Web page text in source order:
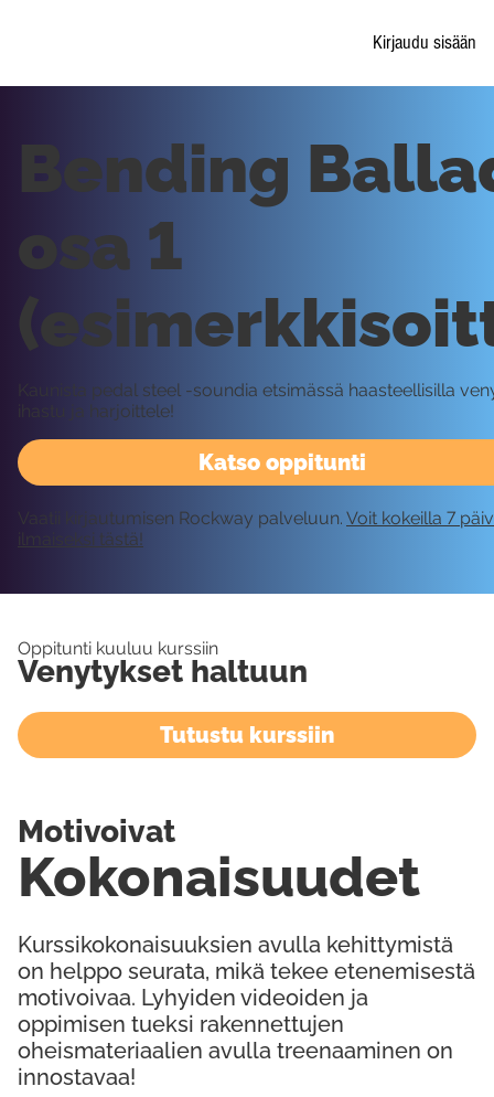
Kirjaudu sisään
Katso oppitunti
Bending
osa 1
Kaunista pedal steel -soundia etsimässä haasteellisilla
ihastu ja harjoittele!
Vaatii kirjautumisen Rockway palveluun. Voit kokeilla 7
ilmaiseksi tästä!
Oppitunti kuuluu kurssiin
Venytykset haltuun
Tutustu kurssiin
Kurssikokonaisuuksien avulla kehittymistä
on helppo seurata, mikä tekee etenemisestä
motivoivaa. Lyhyiden videoiden ja
oppimisen tueksi rakennettujen
oheismateriaalien avulla treenaaminen on
innostavaa!
Kokonaisuudet
Motivoivat